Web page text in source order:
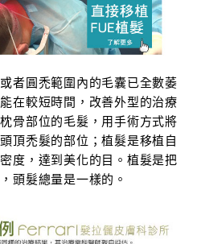
者圓禿範圍內的毛囊已全數萎
在較短時間，改善外型的治療
骨部位的毛髮，用手術方式將
頂禿髮的部位；植髮是移植自
度，達到美化的目。植髮是把
頭髮總量是一樣的。